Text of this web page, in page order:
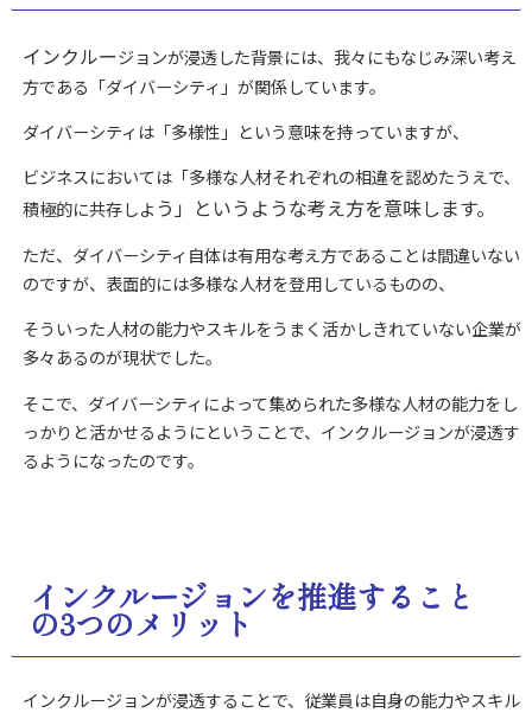
インクルージョンが浸透した背景には、我々にもなじみ深い考え
方である「ダイバーシティ」が関係しています。
ダイバーシティは「多様性」という意味を持っていますが、
ビジネスにおいては「多様な人材それぞれの相違を認めたうえで、
積極的に共存しよ う」というような考え方を意味します。
ただ、ダイバーシティ自体は有用な考え方であることは間違いない
のですが、表面的には多様な人材を登用しているものの、
そういった人材の能力やスキルをうまく活かしきれていない企業が
多々あるのが現状でした。
そこで、ダイバーシティによって集められた多様な人材の能力をし
っかりと活かせるようにということで、インクルージョンが浸透す
るようになったのです。
インクルージョンを推進すること
の3つのメリット
インクルージョンが浸透することで、従業員は自身の能力やスキル